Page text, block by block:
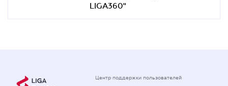
LIGA360"
Центр поддержки пользователей